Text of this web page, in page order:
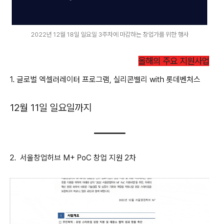
2022년 12월 18일 일요일 3주차에 마감하는 창업가를 위한 행사
올해의 주요 지원사업
1. 글로벌 엑셀러레이터 프로그램, 실리콘밸리 with 롯데벤처스
12월 11일 일요일까지
2. 서울창업허브 M+ PoC 창업 지원 2차